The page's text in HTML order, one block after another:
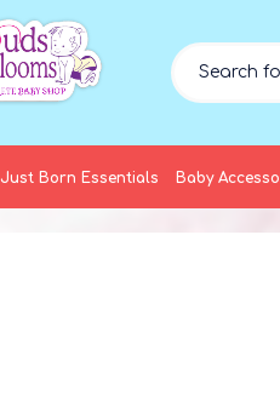
Just Born Essentials Baby